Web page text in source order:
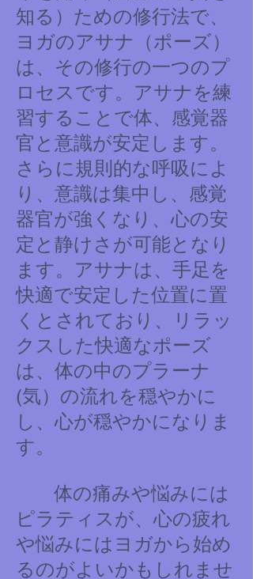
知る）ための修行法で、
ヨガのアサナ（ポーズ）
は、その修行の一つのプ
ロセスです。アサナを練
習することで体、感覚器
官と意識が安定します。
さらに規則的な呼吸によ
り、意識は集中し、感覚
器官が強くなり、心の安
定と静けさが可能となり
ます。アサナは、手足を
快適で安定した位置に置
くとされており、リラッ
クスした快適なポーズ
は、体の中のプラーナ
(気）の流れを穏やかに
し、心が穏やかになりま
す。
体の痛みや悩みには
ピラティスが、心の疲れ
や悩みにはヨガから始め
るのがよいかもしれませ